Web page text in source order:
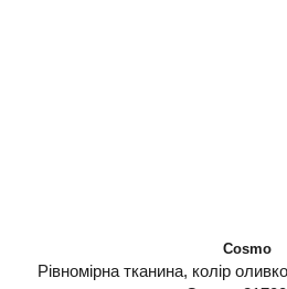
Cosmo
Рівномірна тканина, колір